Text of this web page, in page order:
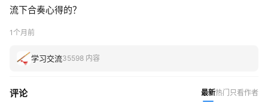
流下合奏心得的？
1个月前
学习交流35598 内容
评论 最新热门 只看作者